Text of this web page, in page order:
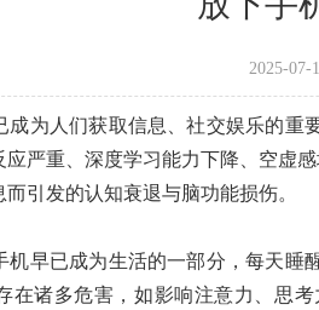
2025-07-
人们获取信息、社交娱乐的重
严重、深度学习能力下降、空虚
引发的认知衰退与脑功能损伤。
已成为生活的一部分，每天睡
在诸多危害，如影响注意力、思